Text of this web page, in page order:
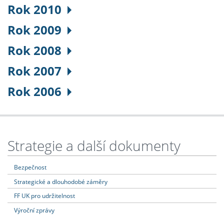
Rok 2010
Rok 2009
Rok 2008
Rok 2007
Rok 2006
Strategie a další dokumenty
Bezpečnost
Strategické a dlouhodobé záměry
FF UK pro udržitelnost
Výroční zprávy